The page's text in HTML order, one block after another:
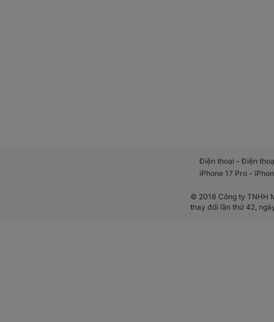
Điện thoại -Điện
iPhone 17 Pro -
© 2018 Công ty TNHH
thay đổi lần thứ 42,